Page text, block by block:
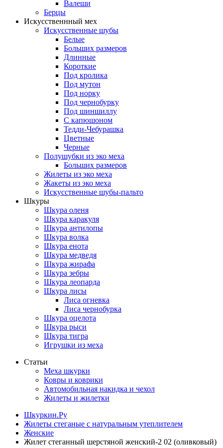
Валеши
Берцы
Искусственнный мех
Искусственные шубы
Белые
Больших размеров
Длинные
Короткие
Под кролика
Под мутон
Под норку
Под чернобурку
Под шиншиллу
С капюшоном
Тедди-Чебурашка
Цветные
Черные
Полушубки из эко меха
Больших размеров
Жилеты из эко меха
Жакеты из эко меха
Искусственные шубы-пальто
Шкуры
Шкура оленя
Шкура каракуля
Шкура антилопы
Шкура волка
Шкура енота
Шкура медведя
Шкура жирафа
Шкура зебры
Шкура леопарда
Шкура лисы
Лиса огневка
Лиса чернобурка
Шкура оцелота
Шкура рыси
Шкура тигра
Игрушки из меха
Статьи
Меха шкурки
Ковры и коврики
Автомобильная накидка и чехол
Жилеты и жилетки
Шкуркин.Ру
Жилеты стеганые с натуральным утеплителем
Женские
Жилет стеганный шерстяной женский-2 02 (оливковый)